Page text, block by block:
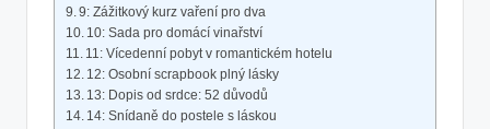
9: Zážitkový​ kurz vaření pro dva
10: Sada pro domácí vinařství
11: Vícedenní pobyt v romantickém hotelu
12: Osobní scrapbook plný lásky
13:⁣ Dopis‌ od srdce: 52⁢ důvodů
14: Snídaně do postele s láskou